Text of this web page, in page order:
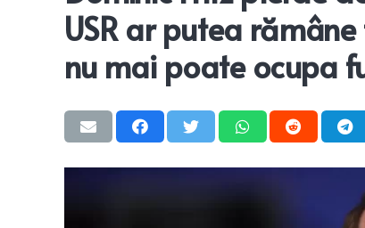
USR ar putea
nu mai poate ocupa